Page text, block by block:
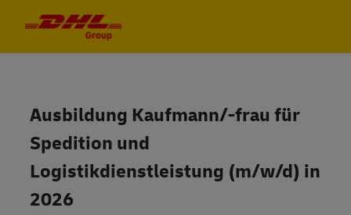
Ausbildung Kaufmann/-frau für
Spedition und
Logistikdienstleistung (m/w/d) in
2026